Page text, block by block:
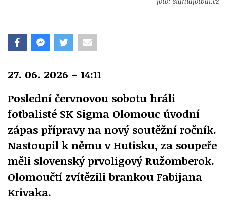
27. 06. 2026 - 14:11
Poslední červnovou sobotu hráli
fotbalisté SK Sigma Olomouc úvodní
zápas přípravy na nový soutěžní ročník.
Nastoupil k němu v Hutisku, za soupeře
měli slovenský prvoligový Ružomberok.
Olomoučtí zvítězili brankou Fabijana
Krivaka.